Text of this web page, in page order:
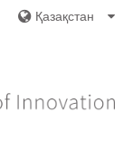
Қазақстан